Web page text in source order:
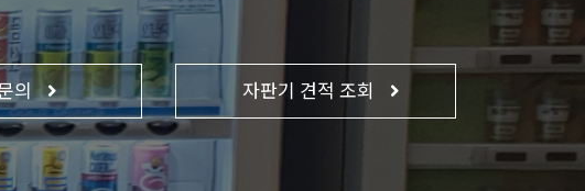
의 자판기 견적 조회